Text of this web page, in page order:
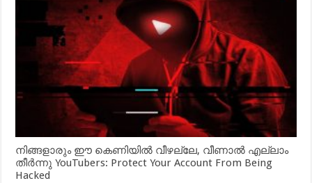
നിങ്ങളാരും ഈ കെണിയിൽ വീഴല്ലേ, വീണാൽ എല്ലാം
തീർന്നു YouTubers: Protect Your Account From Being
Hacked